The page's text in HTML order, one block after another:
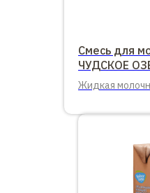
Смесь для
ЧУДСКОЕ
1л.
Жидкая